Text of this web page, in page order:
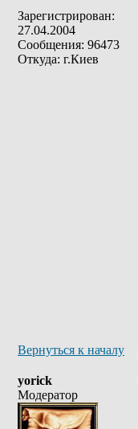
Зарегистрирован:
27.04.2004
Сообщения: 96473
Откуда: г.Киев
Вернуться к началу
yorick
Модератор